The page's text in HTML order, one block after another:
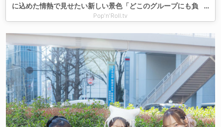
に込めた情熱で見せたい新しい景色「どこのグループにも負
けないような、圧巻のパフォーマンスをみんなでできたら」
Pop'n'Roll.tv